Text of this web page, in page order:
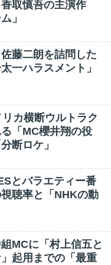
取慎吾の主演作
」
藤二朗を詰問した
一ハラスメント」
カ横断ウルトラク
「MC櫻井翔の役
断ロケ」
とバラエティー番
聴率と「NHKの動
MCに「村上信五と
起用までの「最重